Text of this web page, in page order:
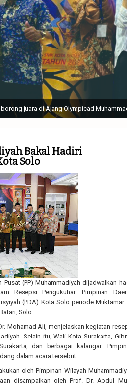
( TSPM ) di Stadion Manahan
tari memukau seluruh Muktamar dan
Bakal Hadiri
Solo
Pusat (PP) Muhammadiyah dijadwalkan
Resepsi Pengukuhan Pimpinan
(PDA) Kota Solo periode Muktamar
Solo.
Mohamad Ali, menjelaskan kegiatan
Selain itu, Wali Kota Surakarta,
dan berbagai kalangan
dalam acara tersebut.
oleh Pimpinan Wilayah
disampaikan oleh Prof. Dr. Abdul